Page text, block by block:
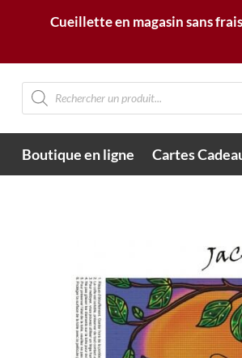
Cueillette en magasin sans
Recherche
de
produits
Boutique en ligne Cartes